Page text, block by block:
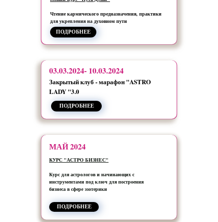
03.03.2024- 10.03.2024
Закрытый клуб - марафон "ASTRO
LADY "3.0
ПОДРОБНЕЕ
МАЙ 2024
КУРС "АСТРО БИЗНЕС"
Курс для астрологов и начинающих с
инструментами под ключ для построения
бизнеса в сфере эзотерики
ПОДРОБНЕЕ
Чтение кармического предназначения, практики
для укрепления на духовном пути
ПОДРОБНЕЕ